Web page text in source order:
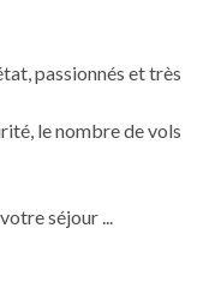
passionnés et très
le nombre de vols
séjour ...